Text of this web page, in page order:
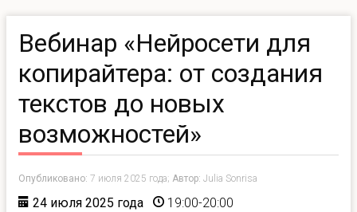
Вебинар «Нейросети для
копирайтера: от создания
текстов до новых
возможностей»
Опубликовано: 7 июля 2025 года; Автор: Julia Sonrisa
24 июля 2025 года 19:00-20:00